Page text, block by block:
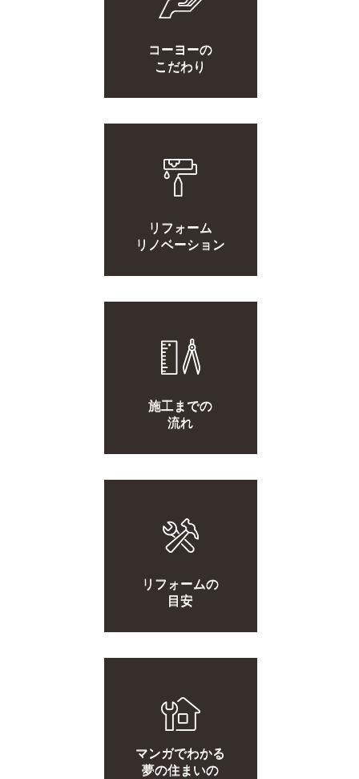
コーヨーの
こだわり
リフォーム
リノベーション
施工までの
流れ
リフォームの
目安
マンガでわかる
夢の住まいの